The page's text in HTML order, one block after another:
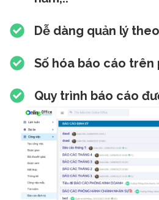
Dễ dàng quản lý
Số hóa báo cáo trên
Quy trình báo cáo